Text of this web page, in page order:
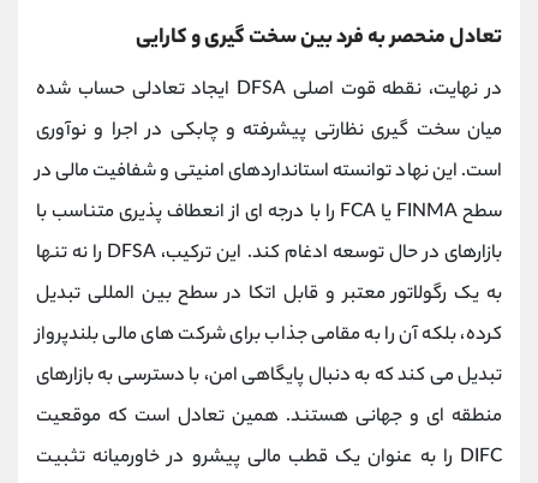
تعادل منحصر به ‌فرد بین سخت‌ گیری و کارایی
در نهایت، نقطه قوت اصلی DFSA ایجاد تعادلی حساب ‌شده
میان سخت ‌گیری نظارتی پیشرفته و چابکی در اجرا و نوآوری
است. این نهاد توانسته استانداردهای امنیتی و شفافیت مالی در
سطح FINMA یا FCA را با درجه ‌ای از انعطاف ‌پذیری متناسب با
بازارهای در حال توسعه ادغام کند. این ترکیب، DFSA را نه تنها
به یک رگولاتور معتبر و قابل اتکا در سطح بین ‌المللی تبدیل
کرده، بلکه آن را به مقامی جذاب برای شرکت ‌های مالی بلندپرواز
تبدیل می ‌کند که به دنبال پایگاهی امن، با دسترسی به بازارهای
منطقه ‌ای و جهانی هستند. همین تعادل است که موقعیت
DIFC را به عنوان یک قطب مالی پیشرو در خاورمیانه تثبیت